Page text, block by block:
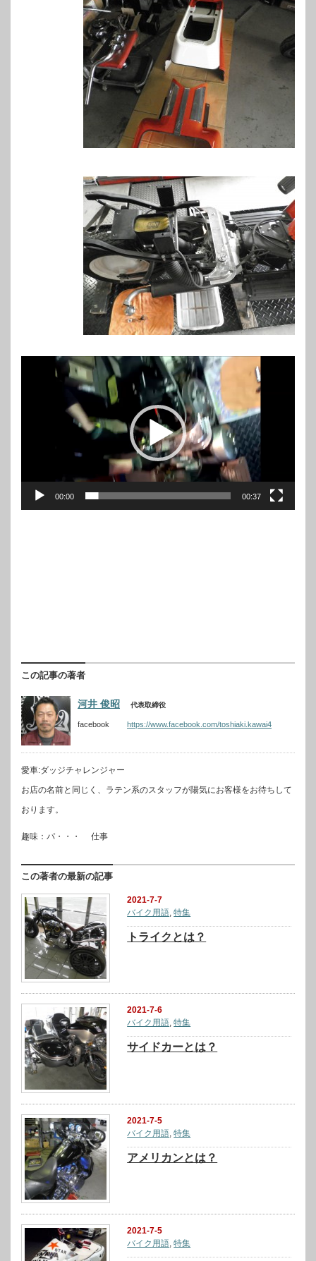
00:00 00:37
この記事の著者
河井 俊昭 代表取締役
facebook https://www.facebook.com/toshiaki.kawai4
愛車:ダッジチャレンジャー
お店の名前と同じく、ラテン系のスタッフが陽気にお客様をお待ちして
おります。
趣味：パ・・・ 仕事
この著者の最新の記事
2021-7-7
バイク用語,特集
トライクとは？
2021-7-6
バイク用語,特集
サイドカーとは？
2021-7-5
バイク用語,特集
アメリカンとは？
2021-7-5
バイク用語,特集